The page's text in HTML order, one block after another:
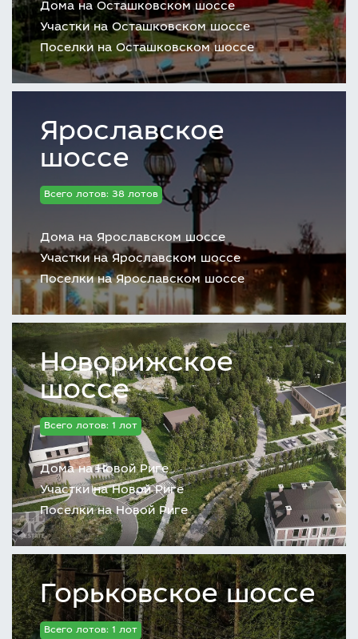
Дома на Осташковском шоссе
Участки на Осташковском шоссе
Поселки на Осташковском шоссе
Ярославское
шоссе
Всего лотов: 38 лотов
Дома на Ярославском шоссе
Участки на Ярославском шоссе
Поселки на Ярославском шоссе
Новорижское
шоссе
Всего лотов: 1 лот
Дома на Новой Риге
Участки на Новой Риге
Поселки на Новой Риге
Горьковское шоссе
Всего лотов: 1 лот